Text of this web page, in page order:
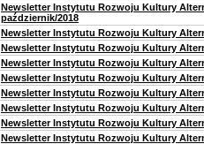
Newsletter Instytutu Rozwoju Kultury
październik/2018
Newsletter Instytutu Rozwoju Kultury
Newsletter Instytutu Rozwoju Kultury
Newsletter Instytutu Rozwoju Kultury
Newsletter Instytutu Rozwoju Kultury
Newsletter Instytutu Rozwoju Kultury
Newsletter Instytutu Rozwoju Kultury
Newsletter Instytutu Rozwoju Kultury
Newsletter Instytutu Rozwoju Kultury